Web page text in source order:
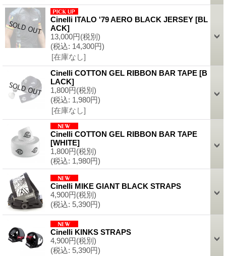
Cinelli ITALO '79 AERO BLACK JERSEY [BL
ACK]
13,000円(税別)
(税込: 14,300円)
[在庫なし]
Cinelli COTTON GEL RIBBON BAR TAPE [B
LACK]
1,800円(税別)
(税込: 1,980円)
[在庫なし]
Cinelli COTTON GEL RIBBON BAR TAPE
[WHITE]
1,800円(税別)
(税込: 1,980円)
Cinelli MIKE GIANT BLACK STRAPS
4,900円(税別)
(税込: 5,390円)
Cinelli KINKS STRAPS
4,900円(税別)
(税込: 5,390円)